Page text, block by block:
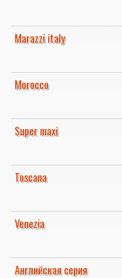
Marazzi italy
Morocco
Super maxi
Toscana
Venezia
Английская серия